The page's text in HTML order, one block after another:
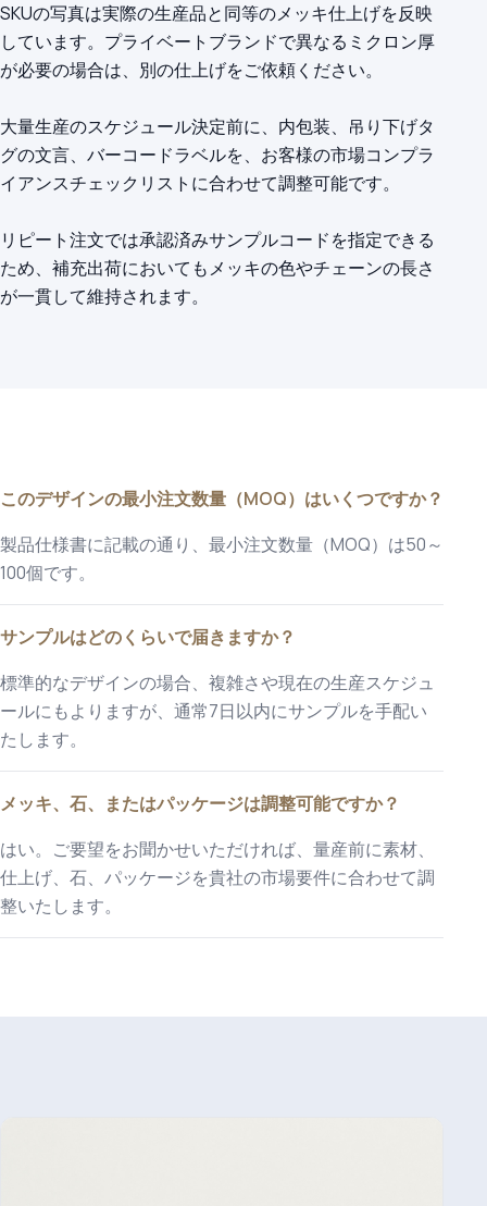
SKUの写真は実際の生産品と同等のメッキ仕上げを反映
しています。プライベートブランドで異なるミクロン厚
が必要の場合は、別の仕上げをご依頼ください。
大量生産のスケジュール決定前に、内包装、吊り下げタ
グの文言、バーコードラベルを、お客様の市場コンプラ
イアンスチェックリストに合わせて調整可能です。
リピート注文では承認済みサンプルコードを指定できる
ため、補充出荷においてもメッキの色やチェーンの長さ
が一貫して維持されます。
このデザインの最小注文数量（MOQ）はいくつですか？
製品仕様書に記載の通り、最小注文数量（MOQ）は50～
100個です。
サンプルはどのくらいで届きますか？
標準的なデザインの場合、複雑さや現在の生産スケジュ
ールにもよりますが、通常7日以内にサンプルを手配い
たします。
メッキ、石、またはパッケージは調整可能ですか？
はい。ご要望をお聞かせいただければ、量産前に素材、
仕上げ、石、パッケージを貴社の市場要件に合わせて調
整いたします。